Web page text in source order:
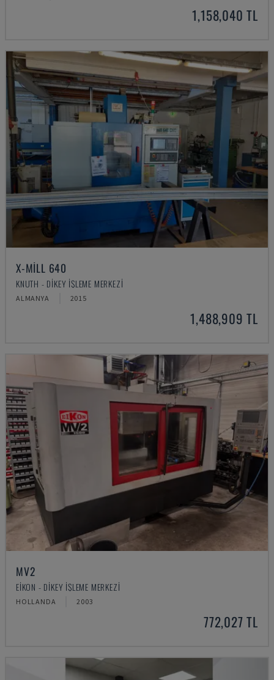
1,158,040 TL
X-MILL 640
KNUTH - DIKEY İŞLEME MERKEZI
ALMANYA 2015
1,488,909 TL
MV2
EIKON - DIKEY İŞLEME MERKEZI
HOLLANDA 2003
772,027 TL